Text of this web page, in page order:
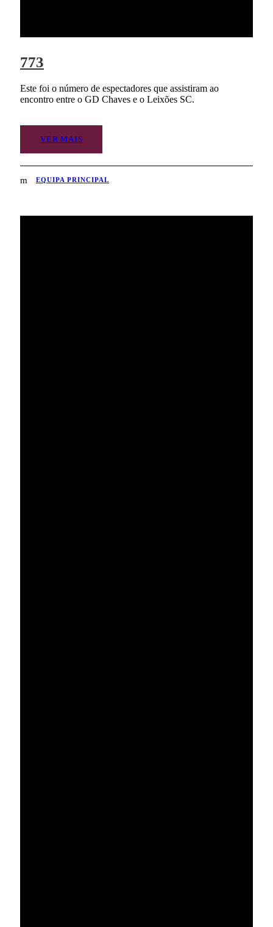
773
Este foi o número de espectadores que assistiram ao
encontro entre o GD Chaves e o Leixões SC.
VER MAIS
EQUIPA PRINCIPAL